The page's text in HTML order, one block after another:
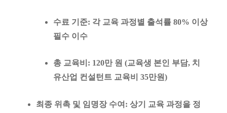
수료 기준: 각 교육 과정별 출석률 80% 이상
필수 이수
총 교육비 : 120만 원 (교육생 본인 부담, 치
유산업 컨설턴트 교육비 35만원)
최종 위촉 및 임명장 수여 : 상기 교육 과정을 정